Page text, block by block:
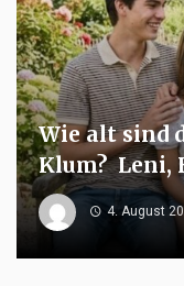
Wie alt sind
Klum? Leni,
4. August